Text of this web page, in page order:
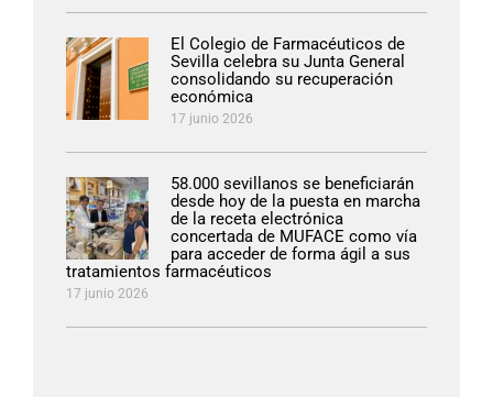
El Colegio de Farmacéuticos de
Sevilla celebra su Junta General
consolidando su recuperación
económica
17 junio 2026
58.000 sevillanos se beneficiarán
desde hoy de la puesta en marcha
de la receta electrónica
concertada de MUFACE como vía
para acceder de forma ágil a sus
tratamientos farmacéuticos
17 junio 2026